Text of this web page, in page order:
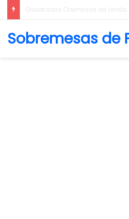
Biscoito Amanteigado
Sobremesas de